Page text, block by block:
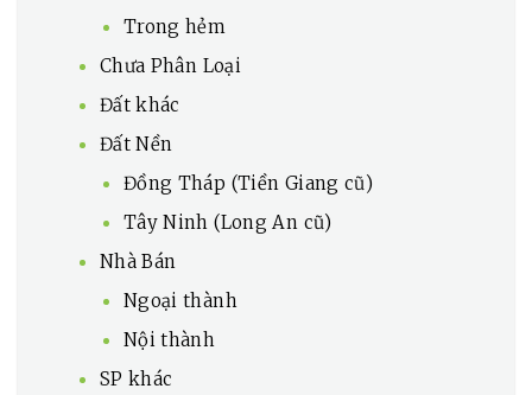
Trong hẻm
Chưa Phân Loại
Đất khác
Đất Nền
Đồng Tháp (Tiền Giang cũ)
Tây Ninh (Long An cũ)
Nhà Bán
Ngoại thành
Nội thành
SP khác